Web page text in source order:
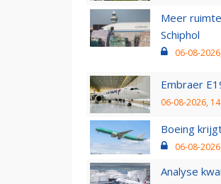
Meer
Schiphol
06-08-
Embraer
06-08-2026,
Boeing
06-08-
Analyse